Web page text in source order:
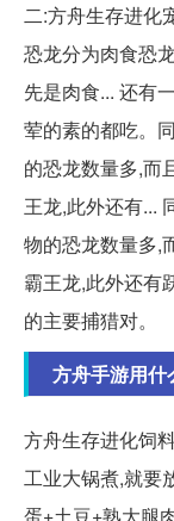
二:方舟生存进化
恐龙分为肉食恐
先是肉食... 还有
荤的素的都吃。
的恐龙数量多,而
王龙,此外还有...
物的恐龙数量多,
霸王龙,此外还有
的主要捕猎对。
方舟手游用什
方舟生存进化饲
工业大锅煮,就要